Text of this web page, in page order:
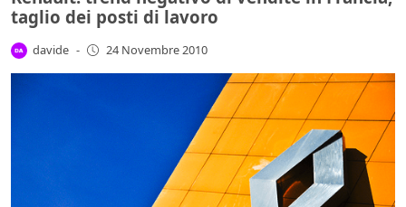
taglio dei posti di lavoro
davide - 24 Novembre 2010